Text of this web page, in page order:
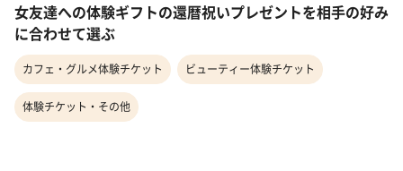
女友達への体験ギフトの還暦祝いプレゼントを相手の好み
に合わせて選ぶ
カフェ・グルメ体験チケット ビューティー体験チケット
体験チケット・その他